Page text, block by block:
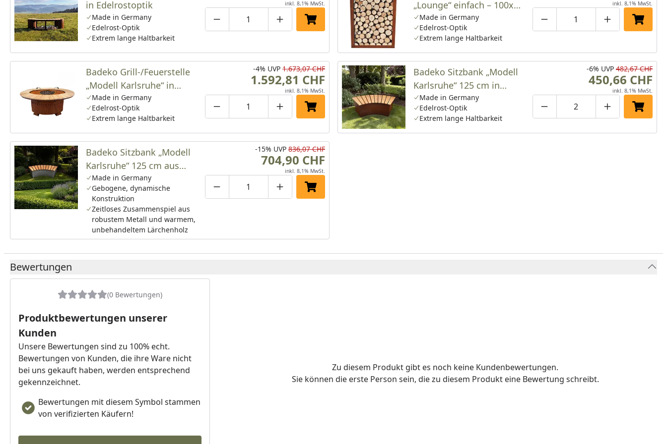
in Edelrostoptik
Made in Germany
Edelrost-Optik
Extrem lange Haltbarkeit
Produktmenge um eins verringern
Produktmenge manuell eingeben
Produktmenge um eins erhöhen
In den Einkaufswagen legen
inkl. 8,1% MwSt.
„Lounge“ einfach – 100x70
cm in Edelrostoptik
Made in Germany
Edelrost-Optik
Extrem lange Haltbarkeit
Produktmenge um eins
Produktmenge manuell
Produktmenge
In den
inkl. 8,1% MwSt.
Badeko Grill-/Feuerstelle
„Modell Karlsruhe“ in
Edelrostoptik
Made in Germany
Edelrost-Optik
Extrem lange Haltbarkeit
Produktmenge um eins verringern
Produktmenge manuell eingeben
Produktmenge um eins erhöhen
In den Einkaufswagen legen
-4% UVP 1.673,07 CHF
1.592,81 CHF
inkl. 8,1% MwSt.
Badeko Sitzbank „Modell
Karlsruhe“ 125 cm in
Edelrostoptik
Made in Germany
Edelrost-Optik
Extrem lange Haltbarkeit
Produktmenge um eins
Produktmenge manuell
Produktmenge
In den
-6% UVP 482,67 CHF
450,66 CHF
inkl. 8,1% MwSt.
Badeko Sitzbank „Modell
Karlsruhe“ 125 cm aus
Cortenstahl
Made in Germany
Gebogene, dynamische
Konstruktion
Zeitloses Zusammenspiel aus
robustem Metall und warmem,
unbehandeltem Lärchenholz
Produktmenge um eins verringern
Produktmenge manuell eingeben
Produktmenge um eins erhöhen
In den Einkaufswagen legen
-15% UVP 836,07 CHF
704,90 CHF
inkl. 8,1% MwSt.
Bewertungen
(0 Bewertungen)
Produktbewertungen unserer
Kunden
Unsere Bewertungen sind zu 100% echt.
Bewertungen von Kunden, die ihre Ware nicht
bei uns gekauft haben, werden entsprechend
gekennzeichnet.
Bewertungen mit diesem Symbol stammen
von verifizierten Käufern!
Zu diesem Produkt gibt es noch keine Kundenbewertungen.
Sie können die erste Person sein, die zu diesem Produkt eine Bewertung schreibt.